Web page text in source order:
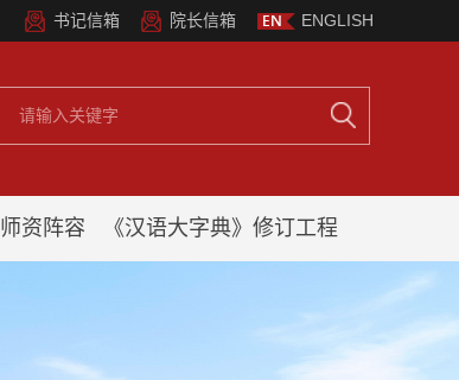
ENGLISH
院长信箱
书记信箱
师资阵容 《汉语大字典》修订工程